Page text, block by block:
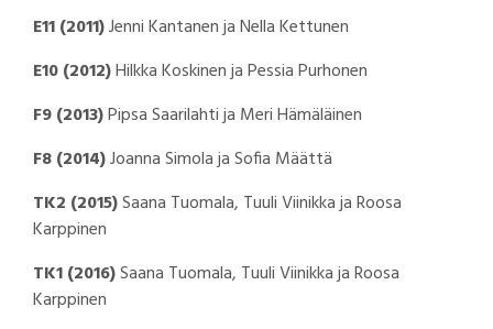
E11 (2011)Jenni Kantanen ja Nella Kettunen
E10 (2012)Hilkka Koskinen ja Pessia Purhonen
F9 (2013)Pipsa Saarilahti ja Meri Hämäläinen
F8 (2014)Joanna Simola ja Sofia Määttä
TK2 (2015)Saana Tuomala, Tuuli Viinikka ja Roosa
Karppinen
TK1 (2016)Saana Tuomala, Tuuli Viinikka ja Roosa
Karppinen